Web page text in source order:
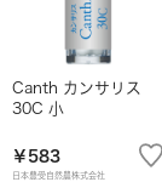
Canth カンサリス
30C 小
￥583
日本豊受自然農株式会社